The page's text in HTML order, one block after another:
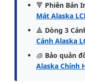
🔻 Phiên Bản
Mát Alaska
🔺 Dòng 3
Cánh Alaska
🧊 Bảo quản
Alaska Chính